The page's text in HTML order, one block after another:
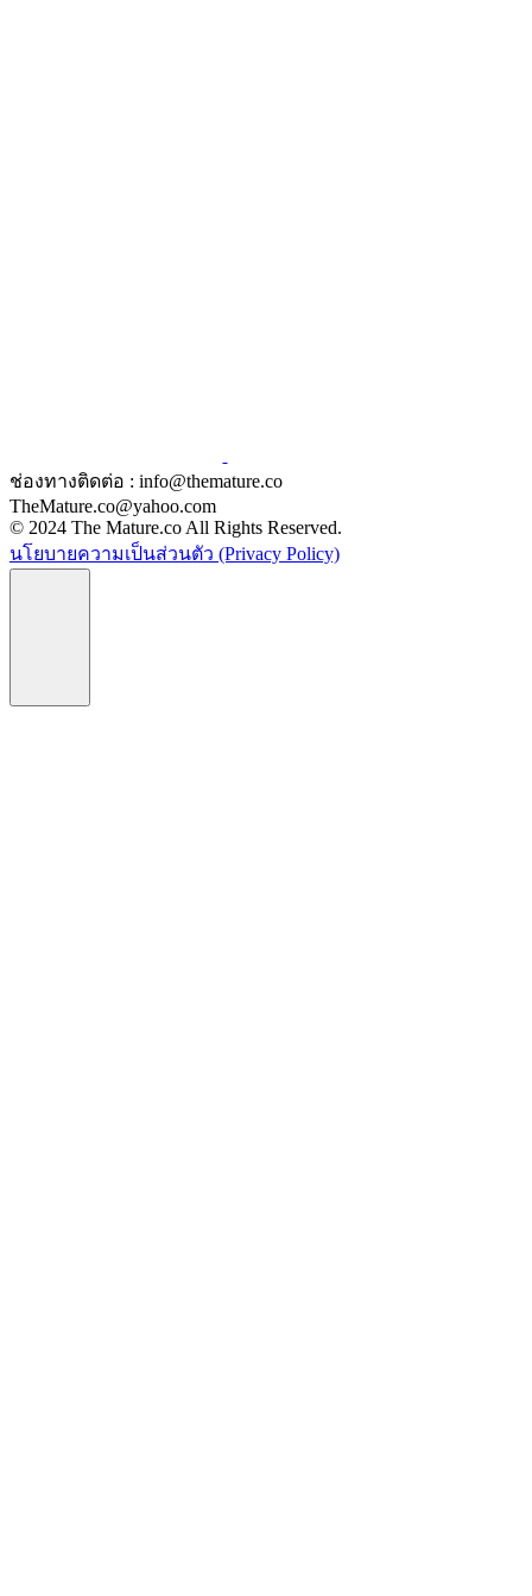
ช่องทางติดต่อ : info@themature.co
TheMature.co@yahoo.com
© 2024 The Mature.co All Rights Reserved.
นโยบายความเป็นส่วนตัว (Privacy Policy)